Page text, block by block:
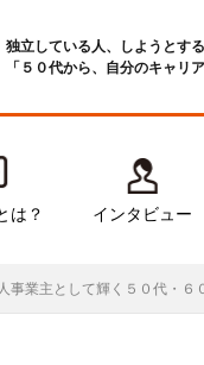
独立している人、しようとす
「５０代から、自分のキャリア
は？ インタビュー
事業主として輝く５０代・６